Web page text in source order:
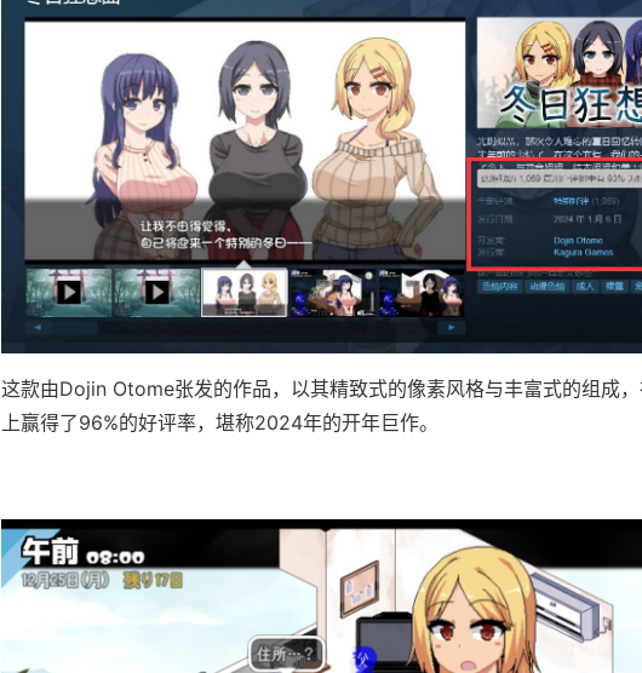
这款由Dojin Otome张发的作品，以其精致式的像素风格与丰富式的组成
上赢得了​​96%的好评率​​，堪称2024年的开年巨作。